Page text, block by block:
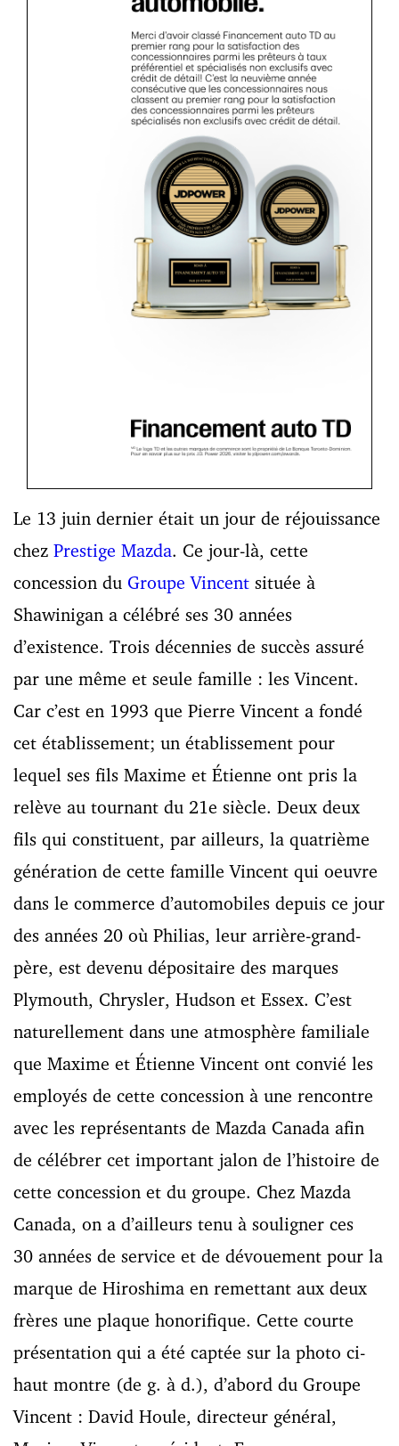
Le 13 juin dernier était un jour de réjouissance
chez Prestige Mazda. Ce jour-là, cette
concession du Groupe Vincent située à
Shawinigan a célébré ses 30 années
d’existence. Trois décennies de succès assuré
par une même et seule famille : les Vincent.
Car c’est en 1993 que Pierre Vincent a fondé
cet établissement; un établissement pour
lequel ses fils Maxime et Étienne ont pris la
relève au tournant du 21e siècle. Deux deux
fils qui constituent, par ailleurs, la quatrième
génération de cette famille Vincent qui oeuvre
dans le commerce d’automobiles depuis ce jour
des années 20 où Philias, leur arrière-grand-
père, est devenu dépositaire des marques
Plymouth, Chrysler, Hudson et Essex. C’est
naturellement dans une atmosphère familiale
que Maxime et Étienne Vincent ont convié les
employés de cette concession à une rencontre
avec les représentants de Mazda Canada afin
de célébrer cet important jalon de l’histoire de
cette concession et du groupe. Chez Mazda
Canada, on a d’ailleurs tenu à souligner ces
30 années de service et de dévouement pour la
marque de Hiroshima en remettant aux deux
frères une plaque honorifique. Cette courte
présentation qui a été captée sur la photo ci-
haut montre (de g. à d.), d’abord du Groupe
Vincent : David Houle, directeur général,